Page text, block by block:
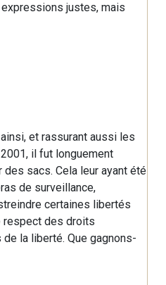
justes, mais
et rassurant aussi les
il fut longuement
des sacs. Cela leur ayant été
de surveillance,
certaines libertés
respect des droits
la liberté. Que gagnons-